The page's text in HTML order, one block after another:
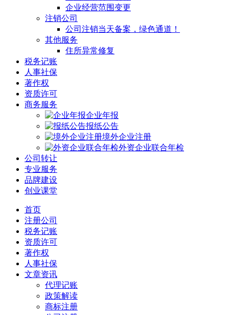
企业经营范围变更
注销公司
公司注销当天备案，绿色通道！
其他服务
住所异常修复
税务记账
人事社保
著作权
资质许可
商务服务
企业年报
报纸公告
境外企业注册
外资企业联合年检
公司转让
专业服务
品牌建设
创业课堂
首页
注册公司
税务记账
资质许可
著作权
人事社保
文章资讯
代理记账
政策解读
商标注册